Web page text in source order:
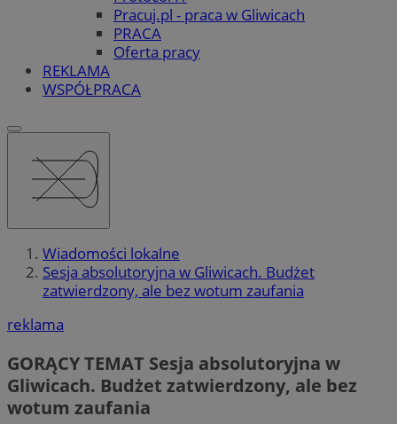
Pracuj.pl - praca w Gliwicach
PRACA
Oferta pracy
REKLAMA
WSPÓŁPRACA
Wiadomości lokalne
Sesja absolutoryjna w Gliwicach. Budżet
zatwierdzony, ale bez wotum zaufania
reklama
GORĄCY TEMAT Sesja absolutoryjna w
Gliwicach. Budżet zatwierdzony, ale bez
wotum zaufania